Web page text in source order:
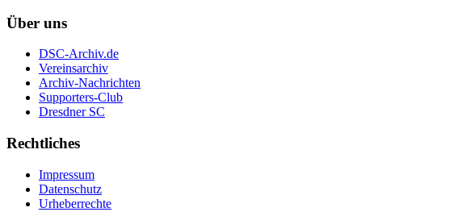
Über uns
DSC-Archiv.de
Vereinsarchiv
Archiv-Nachrichten
Supporters-Club
Dresdner SC
Rechtliches
Impressum
Datenschutz
Urheberrechte